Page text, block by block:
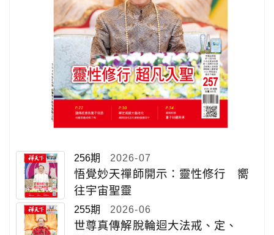
256期 2026-07
悟覺妙天禪師開示：靈性修行 嚮
往宇宙聖靈
255期 2026-06
世尊真傳解脫輪迴大法戒、定、